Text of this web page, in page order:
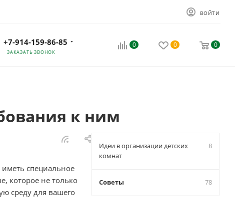
ВОЙТИ
+7-914-159-86-85
ЗАКАЗАТЬ ЗВОНОК
0 0 0
к ним
иметь специальное
которое не только
среду для вашего
Идеи в организации детских
комнат
8
Советы 78